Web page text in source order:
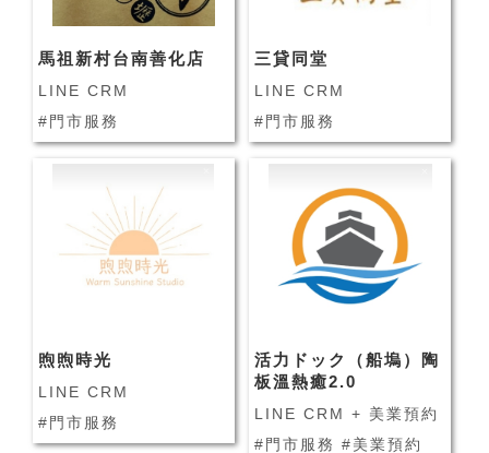
馬祖新村台南善化店
LINE CRM
#門市服務
三貸同堂
LINE CRM
#門市服務
煦煦時光
LINE CRM
#門市服務
活力ドック（船塢）陶
板溫熱癒2.0
LINE CRM + 美業預約
#門市服務 #美業預約